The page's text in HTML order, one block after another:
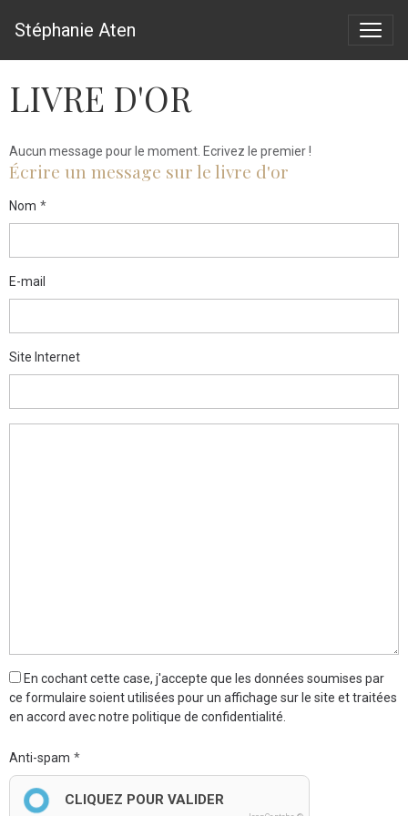
Stéphanie Aten
LIVRE D'OR
Aucun message pour le moment. Ecrivez le premier !
Écrire un message sur le livre d'or
Nom
E-mail
Site Internet
En cochant cette case, j'accepte que les données soumises par
ce formulaire soient utilisées pour un affichage sur le site et traitées
en accord avec notre politique de confidentialité.
Anti-spam
CLIQUEZ POUR VALIDER